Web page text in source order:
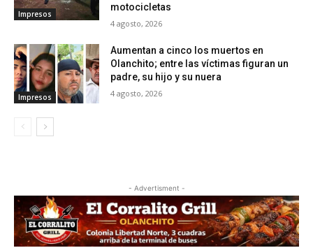
Impresos
motocicletas
4 agosto, 2026
Impresos
Aumentan a cinco los muertos en
Olanchito; entre las víctimas figuran un
padre, su hijo y su nuera
4 agosto, 2026
- Advertisment -